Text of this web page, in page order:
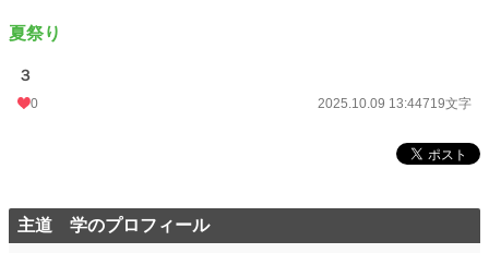
年間ポイント
夏祭り
３
0 2025.10.09 13:44719文字
主道 学のプロフィール